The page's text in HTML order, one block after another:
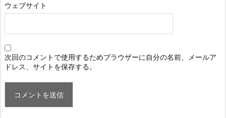
ウェブサイト
次回のコメントで使用するためブラウザーに自分の名前、メールア
ドレス、サイトを保存する。